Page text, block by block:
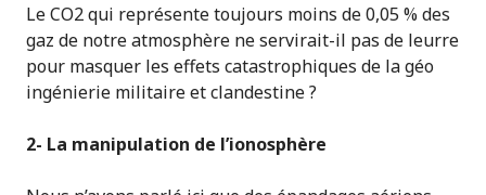
Le CO2 qui représente toujours moins de 0,05 % des
gaz de notre atmosphère ne servirait-il pas de leurre
pour masquer les effets catastrophiques de la géo
ingénierie militaire et clandestine ?
2- La manipulation de l’ionosphère